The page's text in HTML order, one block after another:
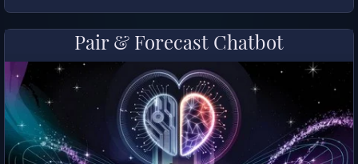
Pair & Forecast Chatbot